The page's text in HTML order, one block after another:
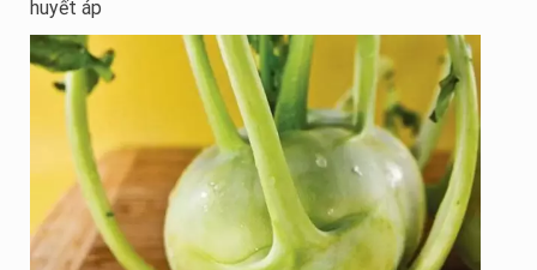
huyết áp